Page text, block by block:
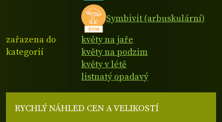
Symbivit (arbuskulární)
zařazena do
kategorií
květy na jaře
květy na podzim
květy v létě
listnatý opadavý
RYCHLÝ NÁHLED CEN A VELIKOSTÍ